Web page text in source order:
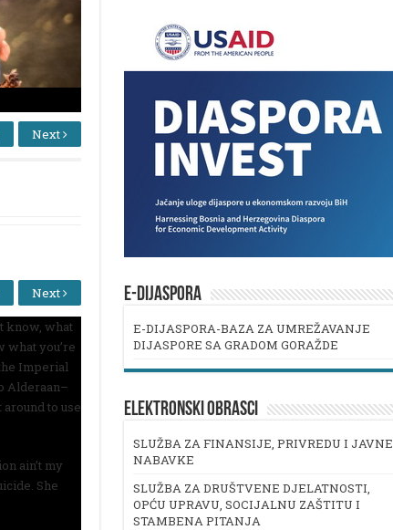
Next
Next
know, what
what you’re
Imperial
Alderaan–
around to use
ain’t my
She
E-DIJASPORA
E-DIJASPORA-BAZA ZA UMREŽAVANJE
DIJASPORE SA GRADOM GORAŽDE
ELEKTRONSKI OBRASCI
SLUŽBA ZA FINANSIJE, PRIVREDU I JAVNE
NABAVKE
SLUŽBA ZA DRUŠTVENE DJELATNOSTI,
OPĆU UPRAVU, SOCIJALNU ZAŠTITU I
STAMBENA PITANJA